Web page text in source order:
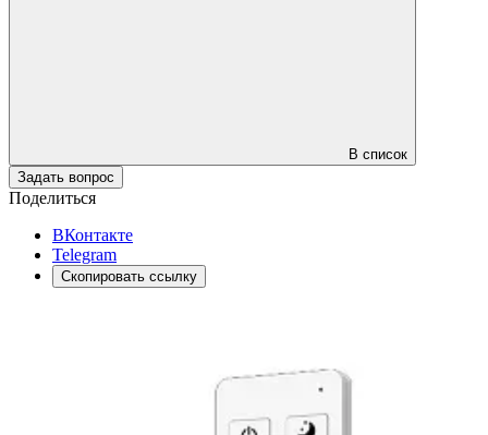
В список
Задать вопрос
Поделиться
ВКонтакте
Telegram
Скопировать ссылку